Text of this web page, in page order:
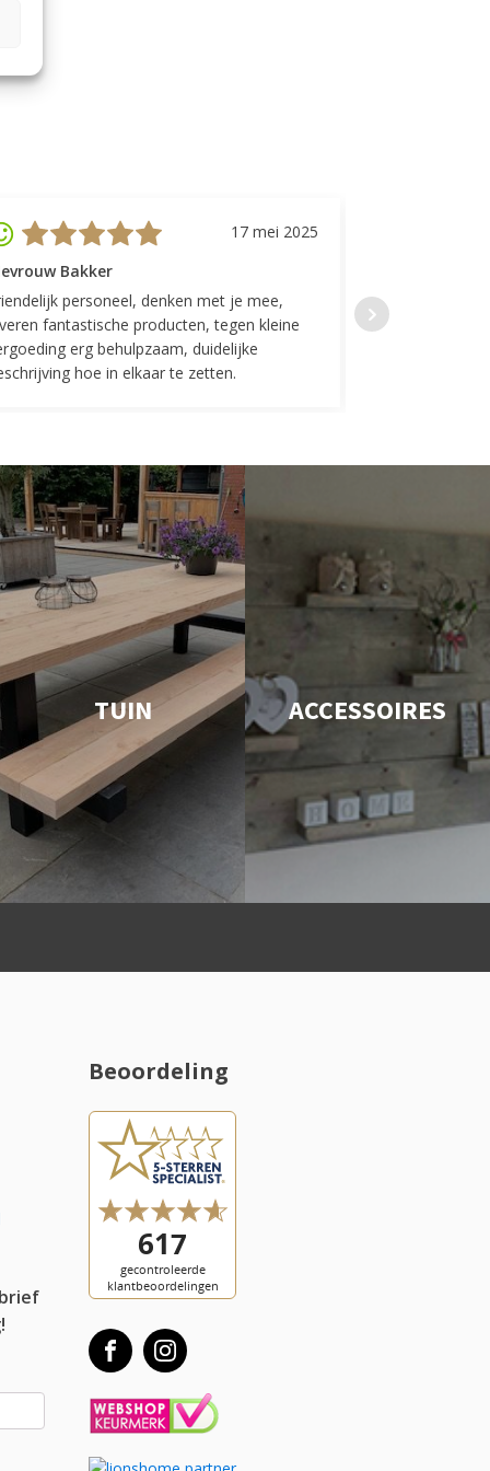
17 mei 2025
Bakker
personeel, denken met je mee,
fantastische producten, tegen kleine
erg behulpzaam, duidelijke
hoe in elkaar te zetten.
Top geregeld!
indelingen die
TUIN ACCESSOIRES
Beoordeling